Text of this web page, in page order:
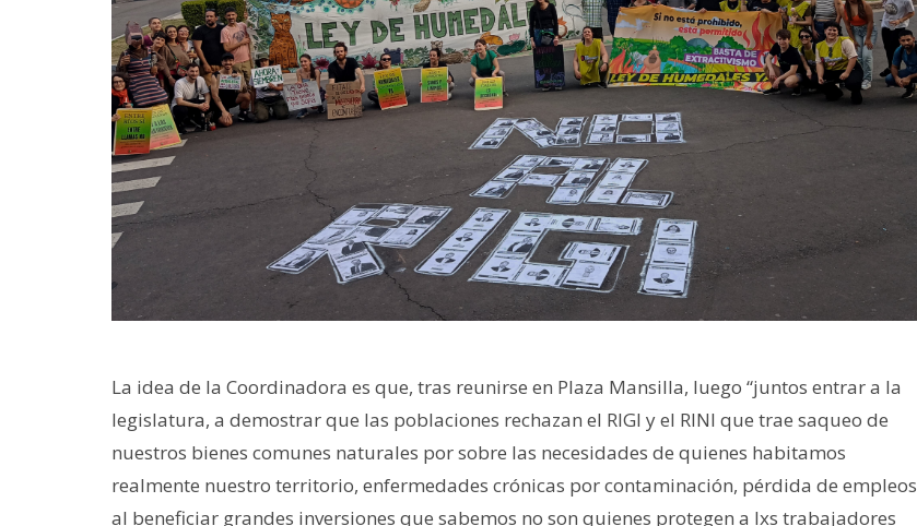
La idea de la Coordinadora es que, tras reunirse en Plaza Mansilla, luego “juntos entrar a la
legislatura, a demostrar que las poblaciones rechazan el RIGI y el RINI que trae saqueo de
nuestros bienes comunes naturales por sobre las necesidades de quienes habitamos
realmente nuestro territorio, enfermedades crónicas por contaminación, pérdida de empleos
al beneficiar grandes inversiones que sabemos no son quienes protegen a lxs trabajadores